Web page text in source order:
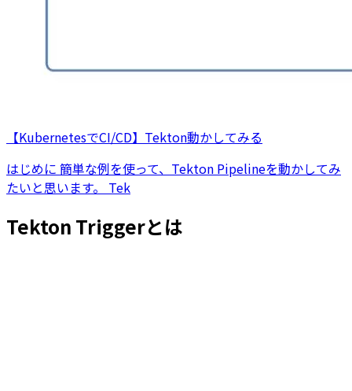
【KubernetesでCI/CD】Tekton動かしてみる
はじめに 簡単な例を使って、Tekton Pipelineを動かしてみ
たいと思います。 Tek
Tekton Triggerとは